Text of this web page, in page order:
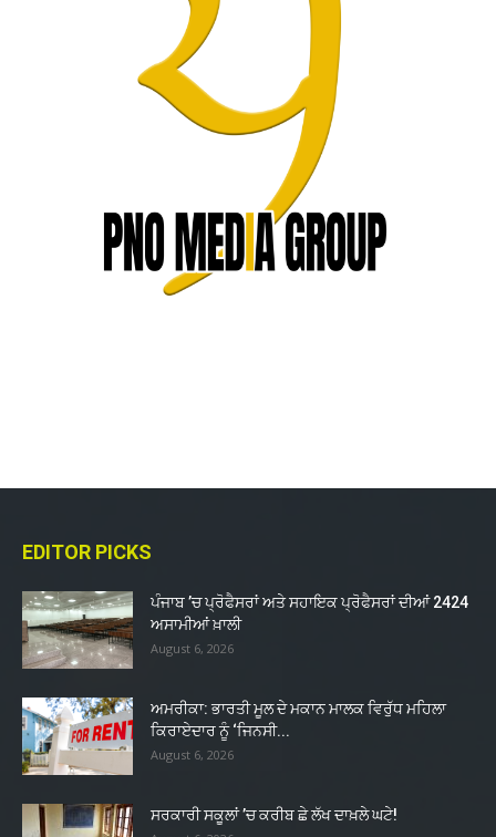
EDITOR PICKS
ਪੰਜਾਬ ’ਚ ਪ੍ਰੋਫੈਸਰਾਂ ਅਤੇ ਸਹਾਇਕ ਪ੍ਰੋਫੈਸਰਾਂ ਦੀਆਂ 2424
ਅਸਾਮੀਆਂ ਖ਼ਾਲੀ
August 6, 2026
ਅਮਰੀਕਾ: ਭਾਰਤੀ ਮੂਲ ਦੇ ਮਕਾਨ ਮਾਲਕ ਵਿਰੁੱਧ ਮਹਿਲਾ
ਕਿਰਾਏਦਾਰ ਨੂੰ ‘ਜਿਨਸੀ...
August 6, 2026
ਸਰਕਾਰੀ ਸਕੂਲਾਂ ’ਚ ਕਰੀਬ ਛੇ ਲੱਖ ਦਾਖ਼ਲੇ ਘਟੇ!